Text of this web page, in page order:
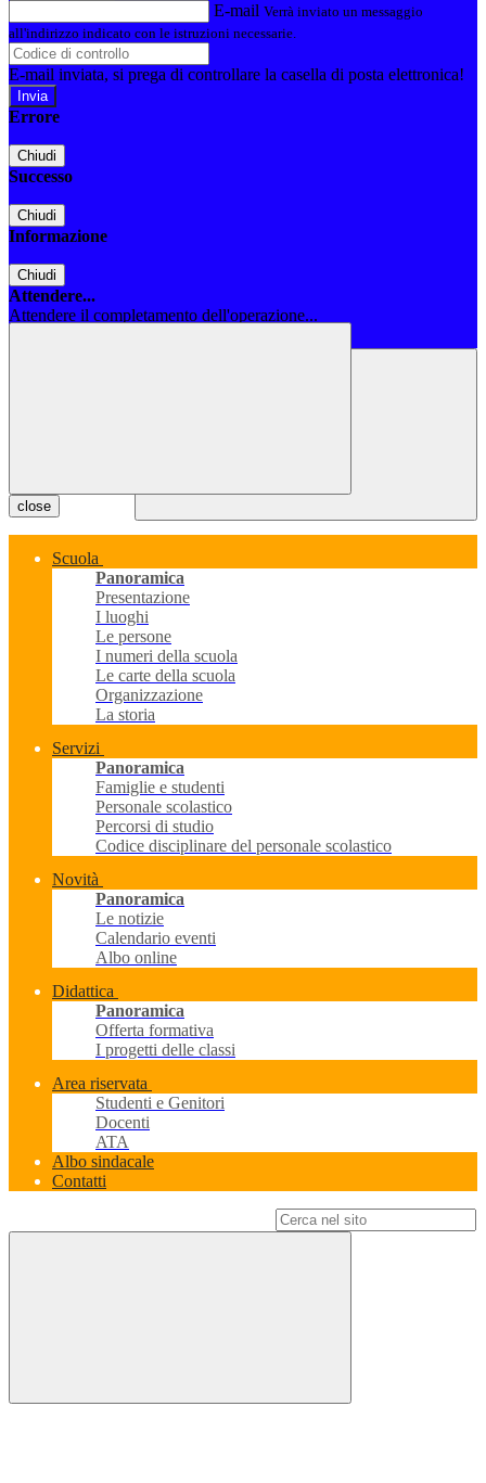
E-mail Verrà inviato un messaggio
all'indirizzo indicato con le istruzioni necessarie.
E-mail inviata, si prega di controllare la casella di posta elettronica!
Errore
Chiudi
Successo
Chiudi
Informazione
Chiudi
Attendere...
Attendere il completamento dell'operazione...
close
Scuola
Panoramica
Presentazione
I luoghi
Le persone
I numeri della scuola
Le carte della scuola
Organizzazione
La storia
Servizi
Panoramica
Famiglie e studenti
Personale scolastico
Percorsi di studio
Codice disciplinare del personale scolastico
Novità
Panoramica
Le notizie
Calendario eventi
Albo online
Didattica
Panoramica
Offerta formativa
I progetti delle classi
Area riservata
Studenti e Genitori
Docenti
ATA
Albo sindacale
Contatti